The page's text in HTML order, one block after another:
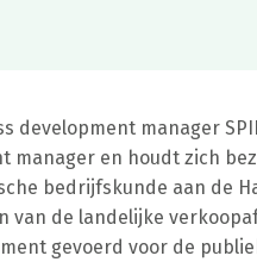
manager
manager en houdt zich
bedrijfskunde aan de
de landelijke
gevoerd voor de